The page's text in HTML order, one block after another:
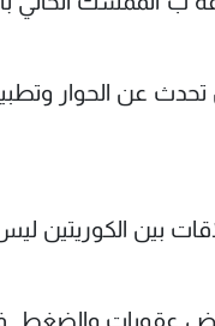
عن الحوار
بين الكوريتين